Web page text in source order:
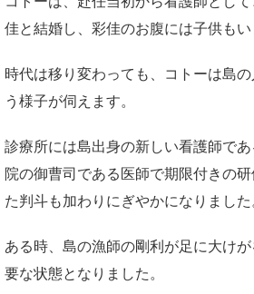
佳と結婚し、彩佳のお腹には子供もい
時代は移り変わっても、コトーは島
う様子が伺えます。
診療所には島出身の新しい看護師で
院の御曹司である医師で期限付きの
た判斗も加わりにぎやかになりました
ある時、島の漁師の剛利が足に大け
要な状態となりました。